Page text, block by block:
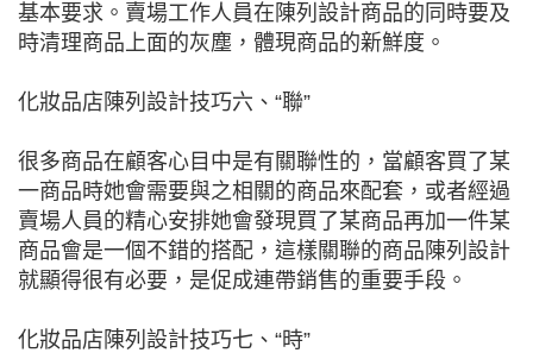
基本要求。賣場工作人員在陳列設計商品的同時要及
時清理商品上面的灰塵，體現商品的新鮮度。
化妝品店陳列設計技巧六、“聯”
很多商品在顧客心目中是有關聯性的，當顧客買了某
一商品時她會需要與之相關的商品來配套，或者經過
賣場人員的精心安排她會發現買了某商品再加一件某
商品會是一個不錯的搭配，這樣關聯的商品陳列設計
就顯得很有必要，是促成連帶銷售的重要手段。
化妝品店陳列設計技巧七、“時”